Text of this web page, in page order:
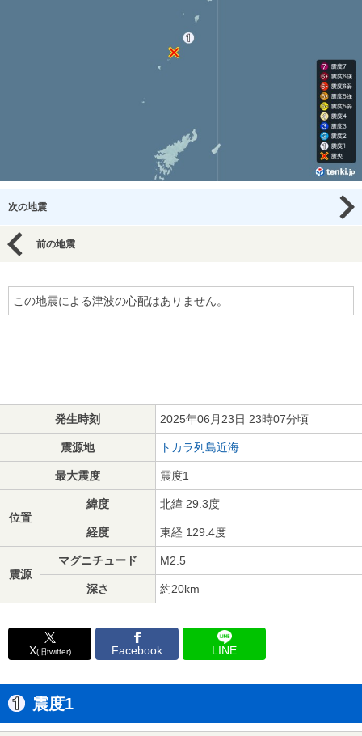
次の地震
前の地震
この地震による津波の心配はありません。
発生時刻 2025年06月23日 23時07分頃
震源地 トカラ列島近海
最大震度 震度1
位置
緯度 北緯 29.3度
経度 東経 129.4度
震源
マグニチュード M2.5
深さ 約20km
X(旧twitter) Facebook LINE
震度1